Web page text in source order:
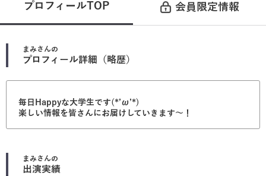
プロフィールTOP 会員限定情報
まみさんの
プロフィール詳細（略歴）
毎日Happyな大学生です(*’ω’*)
楽しい情報を皆さんにお届けしていきます～！
まみさんの
出演実績